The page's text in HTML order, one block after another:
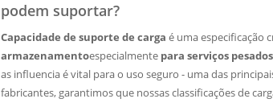
podem suportar?
Capacidade de suporte de carga é uma especificação
armazenamentoespecialmente para serviços pesados
as influencia é vital para o uso seguro - uma das
fabricantes, garantimos que nossas classificações de